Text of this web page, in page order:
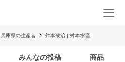
兵庫県の生産者 舛本成治 | 舛本水産
みんなの投稿 商品